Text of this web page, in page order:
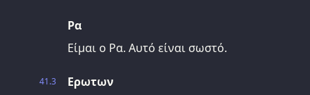
Ρα
Είμαι ο Ρα. Αυτό είναι σωστό.
41.3
Ερωτων